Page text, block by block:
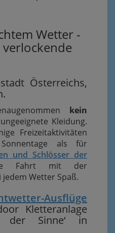
Wetter -
Österreichs,
kein
Kleidung.
Freizeitaktivitäten
als für
und Schlösser der
Fahrt mit der
Wetter Spaß.
Ausflüge
Kletteranlage
der Sinne‘ in